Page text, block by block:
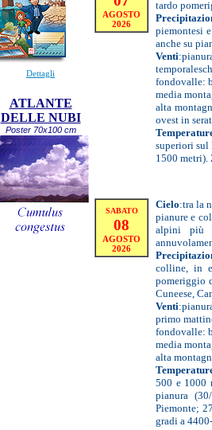
Dettagli
ATLANTE
DELLE NUBI
Poster 70x100 cm
AGOSTO
2026
tardo
piemontesi
anche su
Venti:
fondovalle:
media
alta
ovest in
superiori sul
1500 metri).
SABATO
08
AGOSTO
2026
Cielo:tra la
pianure e
alpini più
colline, in
pomeriggio
Cuneese,
Venti:
primo
fondovalle:
media
alta
500 e 1000
pianura
Piemonte;
gradi a